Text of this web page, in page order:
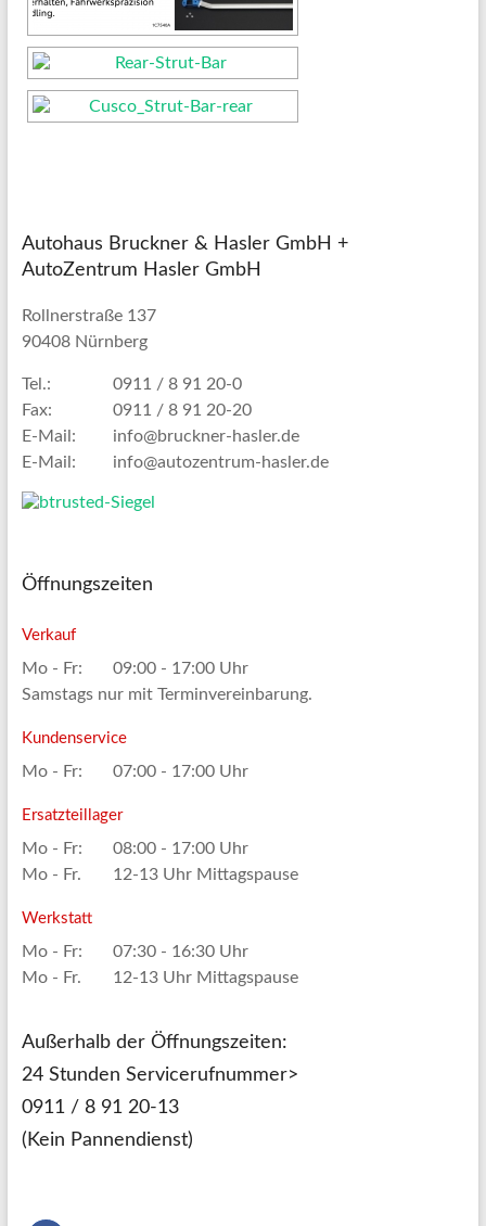
Autohaus Bruckner & Hasler GmbH +
AutoZentrum Hasler GmbH
Rollnerstraße 137
90408 Nürnberg
Tel.:
0911 / 8 91 20-0
Fax:
0911 / 8 91 20-20
E-Mail:
info@bruckner-hasler.de
E-Mail:
info@autozentrum-hasler.de
Öffnungszeiten
Verkauf
Mo - Fr:
09:00 - 17:00 Uhr
Samstags nur mit Terminvereinbarung.
Kundenservice
Mo - Fr: 07:00 - 17:00 Uhr
Ersatzteillager
Mo - Fr:
08:00 - 17:00 Uhr
Mo - Fr.
12-13 Uhr Mittagspause
Werkstatt
Mo - Fr:
07:30 - 16:30 Uhr
Mo - Fr.
12-13 Uhr Mittagspause
Außerhalb der Öffnungszeiten:
24 Stunden Servicerufnummer>
0911 / 8 91 20-13
(Kein Pannendienst)